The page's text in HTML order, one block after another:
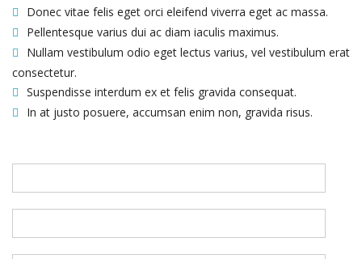
Donec vitae felis eget orci eleifend viverra eget ac massa.
Pellentesque varius dui ac diam iaculis maximus.
Nullam vestibulum odio eget lectus varius, vel vestibulum erat
consectetur.
Suspendisse interdum ex et felis gravida consequat.
In at justo posuere, accumsan enim non, gravida risus.